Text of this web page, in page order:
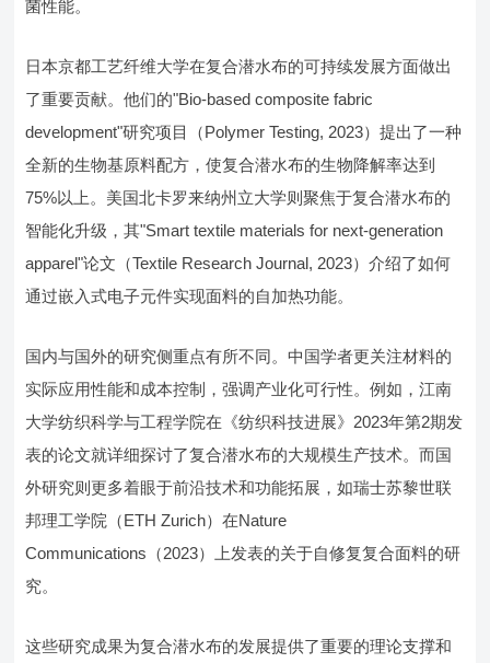
菌性能。
日本京都工艺纤维大学在复合潜水布的可持续发展方面做出
了重要贡献。他们的"Bio-based composite fabric
development"研究项目（Polymer Testing, 2023）提出了一种
全新的生物基原料配方，使复合潜水布的生物降解率达到
75%以上。美国北卡罗来纳州立大学则聚焦于复合潜水布的
智能化升级，其"Smart textile materials for next-generation
apparel"论文（Textile Research Journal, 2023）介绍了如何
通过嵌入式电子元件实现面料的自加热功能。
国内与国外的研究侧重点有所不同。中国学者更关注材料的
实际应用性能和成本控制，强调产业化可行性。例如，江南
大学纺织科学与工程学院在《纺织科技进展》2023年第2期发
表的论文就详细探讨了复合潜水布的大规模生产技术。而国
外研究则更多着眼于前沿技术和功能拓展，如瑞士苏黎世联
邦理工学院（ETH Zurich）在Nature
Communications（2023）上发表的关于自修复复合面料的研
究。
这些研究成果为复合潜水布的发展提供了重要的理论支撑和